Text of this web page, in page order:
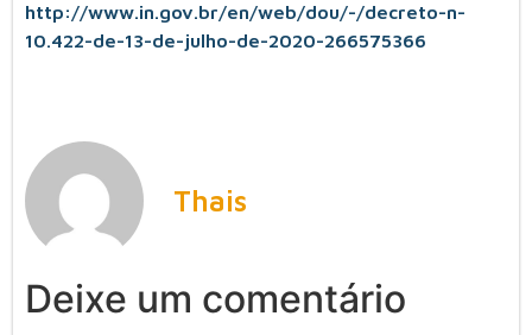
http://www.in.gov.br/en/web/dou/-/decreto-n-
10.422-de-13-de-julho-de-2020-266575366
Thais
Deixe um comentário